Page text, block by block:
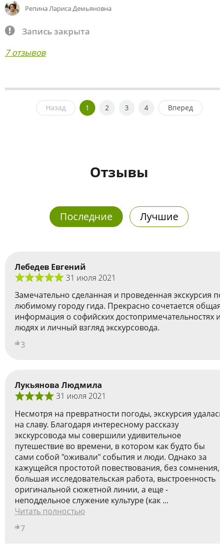
Репина Лариса Демьяновна
Запись закрыта
7 отзывов
Назад 1 2 3 4 Вперед
Отзывы
Последние Лучшие
Лебедев Евгений
31 июля 2021
Замечательно сделанная и проведенная экскурсия
любимому городу гида. Прекрасно сочетается
информация о софийских достопримечательностях
людях и личный взгляд экскурсовода.
3
Лукьянова Людмила
31 июля 2021
Несмотря на превратности погоды, экскурсия
на славу. Благодаря интересному рассказу
экскурсовода мы совершили удивительное
путешествие во времени, в котором как будто бы
сами собой "оживали" события и люди. Однако за
кажущейся простотой повествования, без сомнения,
большая исследовательская работа, выстроенность
оригинальной сюжетной линии, а еще -
неподдельное служение культуре (как ...
Читать полностью
7